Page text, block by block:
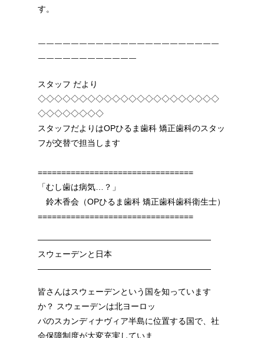
す。
￣￣￣￣￣￣￣￣￣￣￣￣￣￣￣￣￣￣￣￣￣￣
￣￣￣￣￣￣￣￣￣￣￣￣
スタッフ だより
◇◇◇◇◇◇◇◇◇◇◇◇◇◇◇◇◇◇◇◇◇◇
◇◇◇◇◇◇◇◇
スタッフだよりはOPひるま歯科 矯正歯科のスタッ
フが交替で担当します
=================================
「むし歯は病気…？」
鈴木香会（OPひるま歯科 矯正歯科歯科衛生士）
=================================
—————————————————————
スウェーデンと日本
—————————————————————
皆さんはスウェーデンという国を知っています
か？ スウェーデンは北ヨーロッ
パのスカンディナヴィア半島に位置する国で、社
会保障制度が大変充実していま